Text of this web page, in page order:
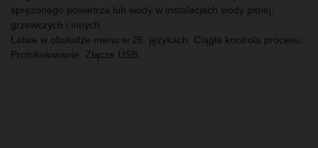
sprężonego powietrza lub wody w instalacjach wody pitnej,
grzewczych i innych.
Łatwe w obsłudze menu w 26. językach. Ciągła kontrola procesu.
Protokołowanie. Złącze USB.